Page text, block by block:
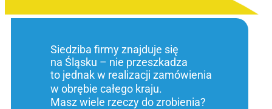
Siedziba firmy znajduje się
na Śląsku – nie przeszkadza
to jednak w realizacji zamówienia
w obrębie całego kraju.
Masz wiele rzeczy do zrobienia?